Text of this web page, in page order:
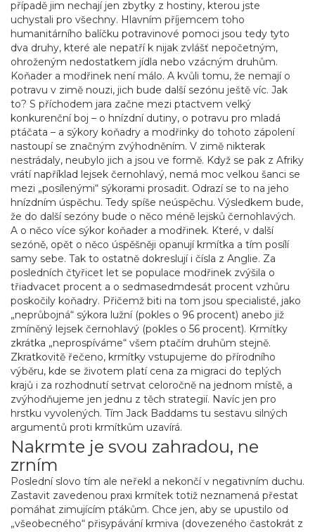
případě jim nechají jen zbytky z hostiny, kterou jste
uchystali pro všechny. Hlavním příjemcem toho
humanitárního balíčku potravinové pomoci jsou tedy tyto
dva druhy, které ale nepatří k nijak zvlášť nepočetným,
ohroženým nedostatkem jídla nebo vzácným druhům.
Koňader a modřinek není málo. A kvůli tomu, že nemají o
potravu v zimě nouzi, jich bude další sezónu ještě víc. Jak
to? S příchodem jara začne mezi ptactvem velký
konkurenční boj – o hnízdní dutiny, o potravu pro mladá
ptáčata – a sýkory koňadry a modřinky do tohoto zápolení
nastoupí se značným zvýhodněním. V zimě nikterak
nestrádaly, neubylo jich a jsou ve formě. Když se pak z Afriky
vrátí například lejsek černohlavý, nemá moc velkou šanci se
mezi „posílenými“ sýkorami prosadit. Odrazí se to na jeho
hnízdním úspěchu. Tedy spíše neúspěchu. Výsledkem bude,
že do další sezóny bude o něco méně lejsků černohlavých.
A o něco více sýkor koňader a modřinek. Které, v další
sezóně, opět o něco úspěšněji opanují krmítka a tím posílí
samy sebe. Tak to ostatně dokreslují i čísla z Anglie. Za
posledních čtyřicet let se populace modřinek zvýšila o
třiadvacet procent a o sedmasedmdesát procent vzhůru
poskočily koňadry. Přičemž biti na tom jsou specialisté, jako
„neprůbojná“ sýkora lužní (pokles o 96 procent) anebo již
zmíněný lejsek černohlavý (pokles o 56 procent). Krmítky
zkrátka „neprospíváme“ všem ptačím druhům stejně.
Zkratkovitě řečeno, krmítky vstupujeme do přírodního
výběru, kde se životem platí cena za migraci do teplých
krajů i za rozhodnutí setrvat celoročně na jednom místě, a
zvýhodňujeme jen jednu z těch strategií. Navíc jen pro
hrstku vyvolených. Tím Jack Baddams tu sestavu silných
argumentů proti krmítkům uzavírá.
Nakrmte je svou zahradou, ne
zrním
Poslední slovo tím ale neřekl a nekončí v negativním duchu.
Zastavit zavedenou praxi krmítek totiž neznamená přestat
pomáhat zimujícím ptákům. Chce jen, aby se upustilo od
„všeobecného“ přisypávání krmiva (dovezeného častokrát z